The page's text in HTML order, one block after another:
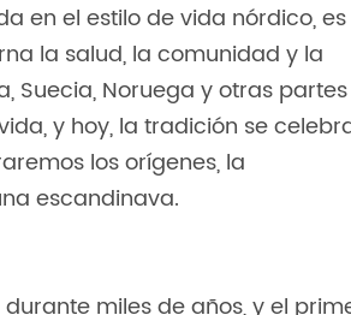
en el estilo de vida nórdico, es
la salud, la comunidad y la
Suecia, Noruega y otras partes
y hoy, la tradición se
los orígenes, la
escandinava.
miles de años, y el